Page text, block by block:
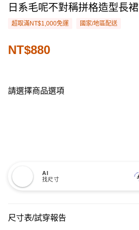
日系毛呢不對稱拼格造型長裙
超取滿NT$1,000免運 國家/地區配送
NT$880
請選擇商品選項
AI
找尺寸
尺寸表/試穿報告